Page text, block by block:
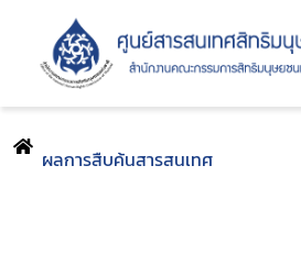
ผลการสืบค้นสารสนเทศ